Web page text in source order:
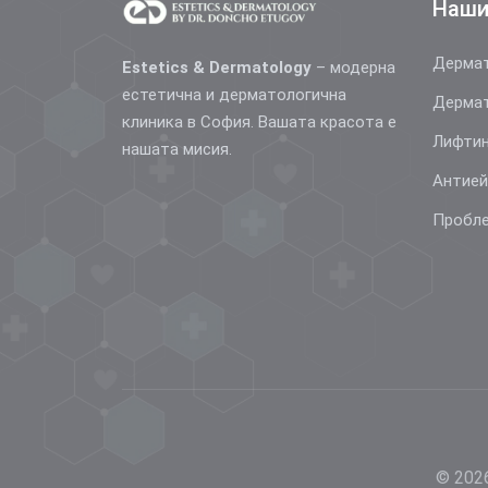
Estetics & Dermatology – модерна
естетична и дерматологична
клиника в София. Вашата красота е
нашата мисия.
©